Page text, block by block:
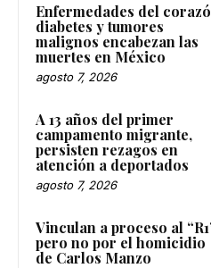
Enfermedades del
diabetes y tumores
malignos encabezan las
muertes en México
agosto 7, 2026
A 13 años del primer
campamento migrante,
persisten rezagos en
atención a deportados
agosto 7, 2026
Vinculan a proceso al
pero no por el homicidio
de Carlos Manzo